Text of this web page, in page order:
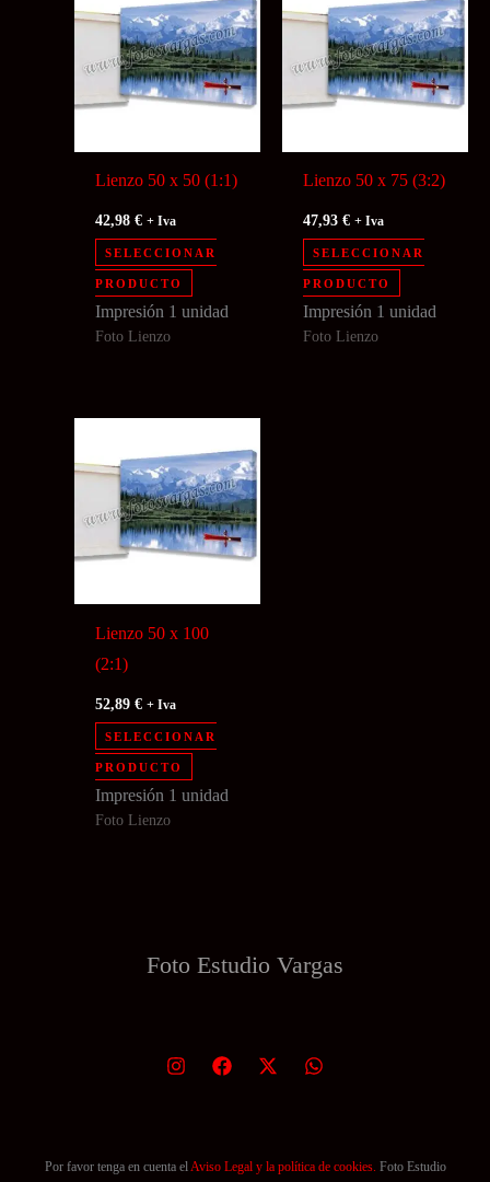
Lienzo 50 x 50 (1:1)
42,98€ + Iva
SELECCIONAR
PRODUCTO
Impresión 1 unidad
Foto Lienzo
Lienzo 50 x 75 (3:2)
47,93€ + Iva
SELECCIONAR
PRODUCTO
Impresión 1 unidad
Foto Lienzo
Lienzo 50 x 100
(2:1)
52,89€ + Iva
SELECCIONAR
PRODUCTO
Impresión 1 unidad
Foto Lienzo
Foto Estudio Vargas
Por favor tenga en cuenta elAviso Legal y la política de cookies. Foto Estudio